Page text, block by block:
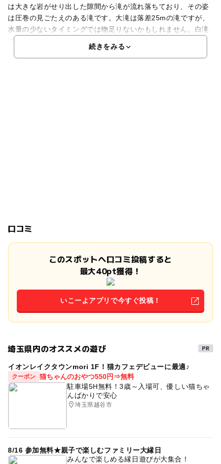
は大きな岩がせり出した隙間から滝が流れ落ちており、その姿
は圧巻の見ごたえのある滝です。大滝は落差25mの滝ですが、
水量の少ないタイミングでは物足りないかもしれません。白滝
続きをみる
口コミ
このスポットへ口コミ投稿すると
最大40pt獲得！
いこーよアプリで今すぐ投稿！
埼玉県内のオススメの遊び
イオンレイクタウンmori 1F！猫カフェデビューに最適♪
クーポン 猫ちゃんのおやつ550円⇒無料
駐車場5H無料！3歳～入場可、優しい猫ちゃ
んばかりで安心
埼玉県越谷市
8/16 参加無料★親子で楽しむファミリー大縁日
みんなで楽しめる縁日遊びが大集合！